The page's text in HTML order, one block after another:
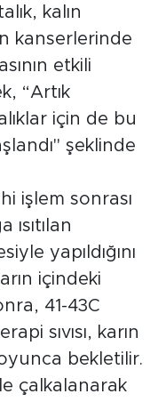
işlem sonrası
ısıtılan
yapıldığını
içindeki
41-43C
sıvısı, karın
bekletilir.
çalkalanarak
dağılması
ileri evre
uzatmayı ve
hedeflediğini